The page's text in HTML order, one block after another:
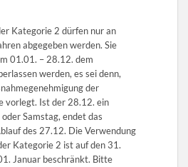
Kategorie 2 dürfen nur an
abgegeben werden. Sie
01.01. – 28.12. dem
werden, es sei denn,
der
vorlegt. Ist der 28.12. ein
Samstag, endet das
des 27.12. Die Verwendung
Kategorie 2 ist auf den 31.
Januar beschränkt. Bitte